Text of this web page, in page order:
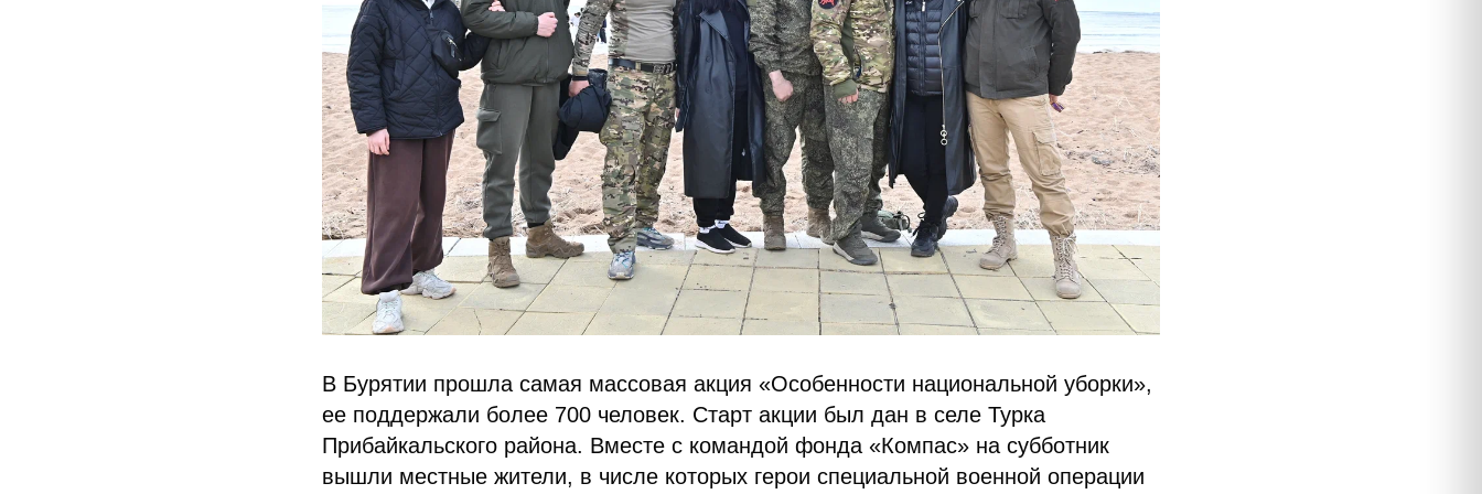
В Бурятии прошла самая массовая акция «Особенности национальной уборки»,
ее поддержали более 700 человек. Старт акции был дан в селе Турка
Прибайкальского района. Вместе с командой фонда «Компас» на субботник
вышли местные жители, в числе которых герои специальной военной операции